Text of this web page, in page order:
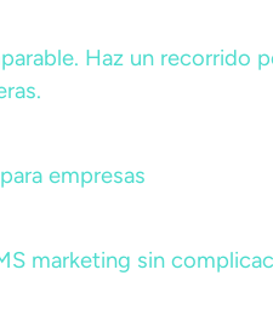
Haz un
empresas
marketing sin